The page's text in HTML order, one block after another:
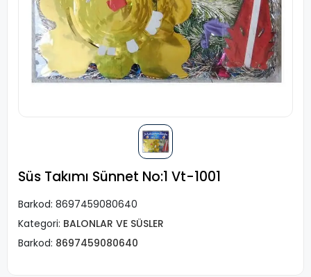
Süs Takımı Sünnet No:1 Vt-1001
Barkod: 8697459080640
Kategori: BALONLAR VE SÜSLER
Barkod: 8697459080640